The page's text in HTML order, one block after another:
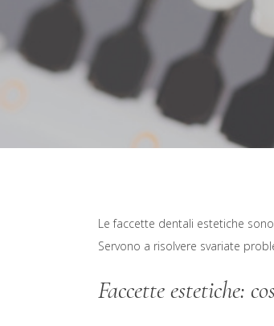
Le faccette dentali estetiche
Servono a risolvere svariate
Faccette estetiche: